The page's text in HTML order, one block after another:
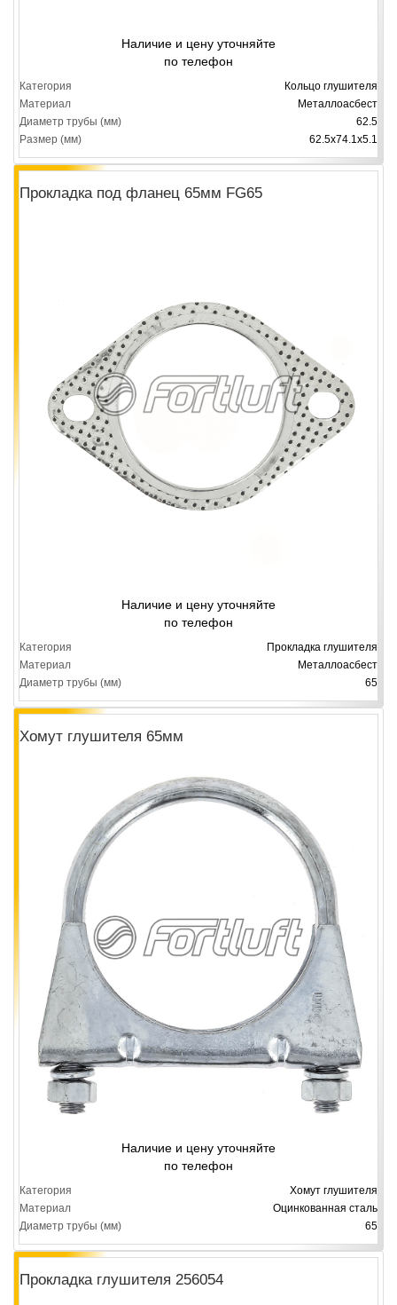
Наличие и цену уточняйте
по телефон
Категория
Кольцо глушителя
Материал
Металлоасбест
Диаметр трубы (мм)
62.5
Размер (мм)
62.5х74.1х5.1
Прокладка под фланец 65мм FG65
Наличие и цену уточняйте
по телефон
Категория
Прокладка глушителя
Материал
Металлоасбест
Диаметр трубы (мм)
65
Хомут глушителя 65мм
Наличие и цену уточняйте
по телефон
Категория
Хомут глушителя
Материал
Оцинкованная сталь
Диаметр трубы (мм)
65
Прокладка глушителя 256054